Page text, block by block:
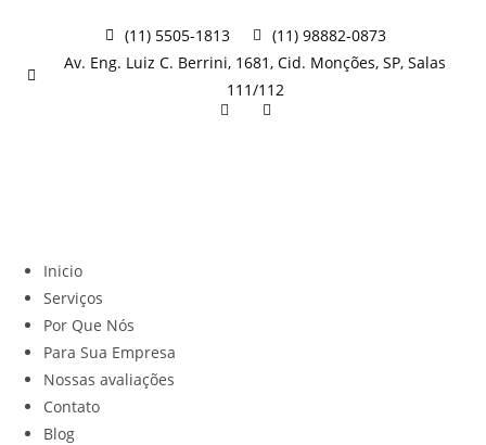
(11) 5505-1813
(11) 98882-0873
Av. Eng. Luiz C. Berrini, 1681, Cid. Monções, SP, Salas
111/112
Inicio
Serviços
Por Que Nós
Para Sua Empresa
Nossas avaliações
Contato
Blog